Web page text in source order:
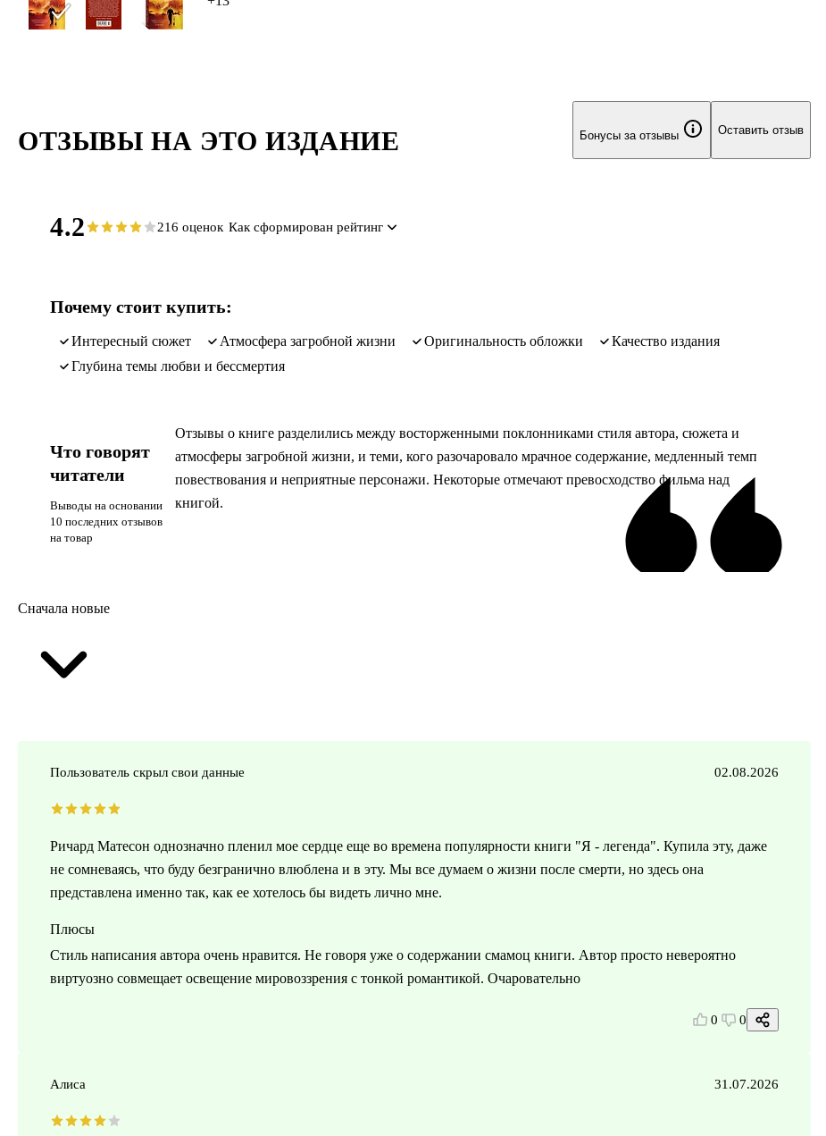
ОТЗЫВЫ НА ЭТО ИЗДАНИЕ Бонусы за отзывы Оставить отзыв
4.2 216 оценок Как сформирован рейтинг
Почему стоит купить:
Интересный сюжет Атмосфера загробной жизни Оригинальность обложки
Качество издания
Глубина темы любви и бессмертия
Что говорят
читатели
Выводы на основании
10 последних отзывов
на товар
Отзывы о книге разделились между восторженными поклонниками стиля автора, сюжета и
атмосферы загробной жизни, и теми, кого разочаровало мрачное содержание, медленный темп
повествования и неприятные персонажи. Некоторые отмечают превосходство фильма над
книгой.
Сначала новые
Пользователь скрыл свои данные 02.08.2026
Ричард Матесон однозначно пленил мое сердце еще во времена популярности книги "Я - легенда". Купила эту, даже
не сомневаясь, что буду безгранично влюблена и в эту. Мы все думаем о жизни после смерти, но здесь она
представлена именно так, как ее хотелось бы видеть лично мне.
Плюсы
Стиль написания автора очень нравится. Не говоря уже о содержании смамоц книги. Автор просто невероятно
виртуозно совмещает освещение мировоззрения с тонкой романтикой. Очаровательно
0 0
Алиса 31.07.2026